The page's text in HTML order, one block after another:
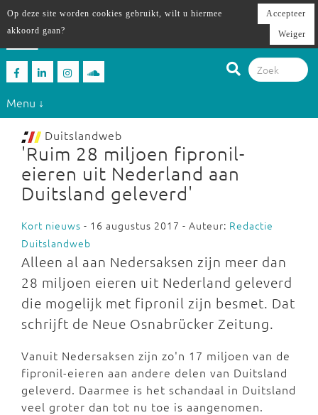
Menu ↓
Duitslandweb
'Ruim 28 miljoen fipronil-
eieren uit Nederland aan
Duitsland geleverd'
Kort nieuws - 16 augustus 2017 - Auteur: Redactie
Duitslandweb
Alleen al aan Nedersaksen zijn meer dan
28 miljoen eieren uit Nederland geleverd
die mogelijk met fipronil zijn besmet. Dat
schrijft de Neue Osnabrücker Zeitung.
Vanuit Nedersaksen zijn zo'n 17 miljoen van de
fipronil-eieren aan andere delen van Duitsland
geleverd. Daarmee is het schandaal in Duitsland
veel groter dan tot nu toe is aangenomen.
Op deze site worden cookies gebruikt, wilt u hiermee
akkoord gaan?
Accepteer
Weiger